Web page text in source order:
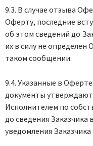
9.3. В случае отзыва
Оферту, последние
об этом сведений до
их в силу не
таком сообщении.
9.4. Указанные в
документы
Исполнителем по
до сведения Заказчика
уведомления